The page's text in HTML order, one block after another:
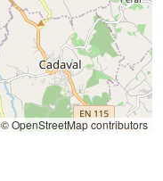
© OpenStreetMap contributors